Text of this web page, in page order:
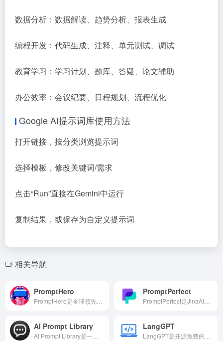
数据分析：数据解读、趋势分析、报表生成
编程开发：代码生成、注释、单元测试、调试
教育学习：学习计划、题库、答疑、论文辅助
办公效率：会议纪要、日程规划、流程优化
Google AI提示词库使用方法
打开链接，按分类浏览提示词
选择模板，修改关键词/需求
点击“Run”直接在Gemini中运行
复制结果，或保存为自定义提示词
相关导航
PromptHero PromptPerfect
AI Prompt Library LangGPT